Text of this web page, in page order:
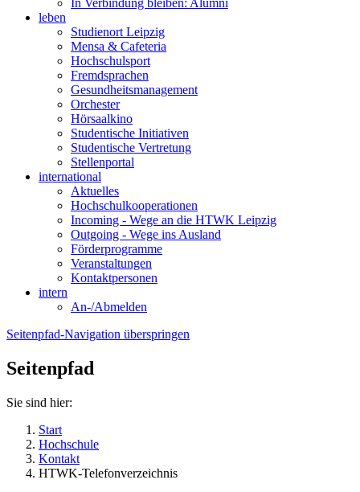
In Verbindung bleiben: Alumni
leben
Studienort Leipzig
Mensa & Cafeteria
Hochschulsport
Fremdsprachen
Gesundheitsmanagement
Orchester
Hörsaalkino
Studentische Initiativen
Studentische Vertretung
Stellenportal
international
Aktuelles
Hochschulkooperationen
Incoming - Wege an die HTWK Leipzig
Outgoing - Wege ins Ausland
Förderprogramme
Veranstaltungen
Kontaktpersonen
intern
An-/Abmelden
Seitenpfad-Navigation überspringen
Seitenpfad
Sie sind hier:
Start
Hochschule
Kontakt
HTWK-Telefonverzeichnis